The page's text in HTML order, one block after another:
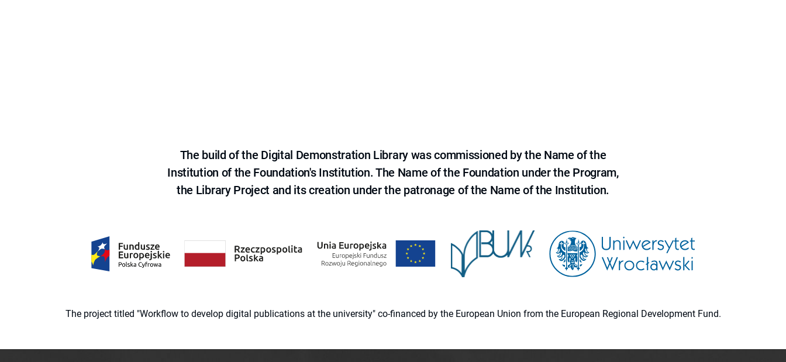
The build of the Digital Demonstration Library was commissioned by the Name of the
Institution of the Foundation's Institution. The Name of the Foundation under the Program,
the Library Project and its creation under the patronage of the Name of the Institution.
The project titled "Workflow to develop digital publications at the university" co-financed by the European Union from the European Regional Development Fund.